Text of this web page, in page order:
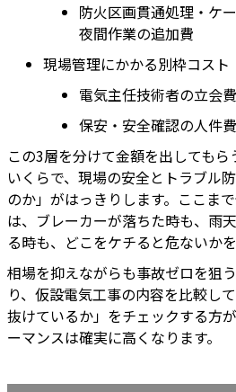
防火区画貫通処理・ケ
夜間作業の追加費
現場管理にかかる別枠コスト
電気主任技術者の立会費
保安・安全確認の人件費
この3層を分けて金額を出しても
いくらで、現場の安全とトラブル
のか」がはっきりします。ここま
は、ブレーカーが落ちた時も、雨
る時も、どこをケチると危ないか
相場を抑えながらも事故ゼロを狙
り、仮設電気工事の内容を比較し
抜けているか」をチェックする方
ーマンスは確実に高くなります。